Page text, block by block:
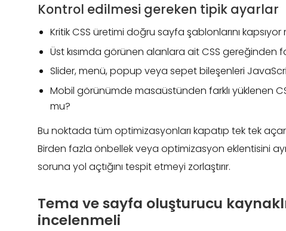
Kontrol edilmesi gereken tipik ayarlar
Kritik CSS üretimi doğru sayfa şablonlarını kapsıyor
Üst kısımda görünen alanlara ait CSS gereğinden
Slider, menü, popup veya sepet bileşenleri
Mobil görünümde masaüstünden farklı yüklenen
mu?
Bu noktada tüm optimizasyonları kapatıp tek tek
Birden fazla önbellek veya optimizasyon eklentisini
soruna yol açtığını tespit etmeyi zorlaştırır.
Tema ve sayfa oluşturucu
incelenmeli